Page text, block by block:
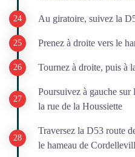
Au giratoire, suivez la
Prenez à droite vers le
Tournez à droite, puis à
Poursuivez à gauche
la rue de la Houssiette
Traversez la D53 route
le hameau de